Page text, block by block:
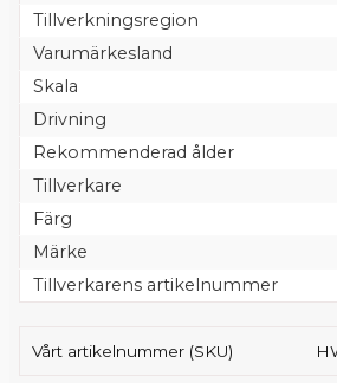
Tillverkningsregion
Varumärkesland
Skala
Drivning
Rekommenderad ålder
Tillverkare
Färg
Märke
Tillverkarens artikelnummer
Vårt artikelnummer (SKU)